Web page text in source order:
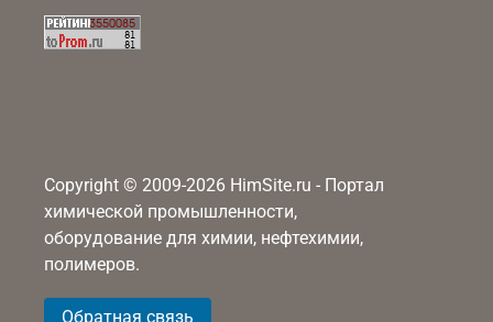
Copyright © 2009-2026 HimSite.ru - Портал
химической промышленности,
оборудование для химии, нефтехимии,
полимеров.
Обратная связь